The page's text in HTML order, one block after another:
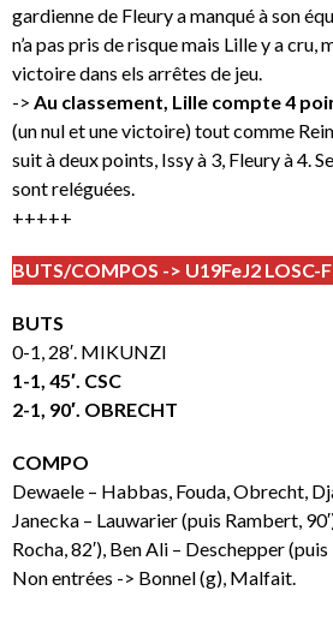
gardienne de Fleury a manqué à son
n’a pas pris de risque mais Lille y a cru,
victoire dans els arrêtes de jeu.
-> Au classement, Lille compte 4
(un nul et une victoire) tout comme
suit à deux points, Issy à 3, Fleury à 4.
sont reléguées.
+++++
BUTS/COMPOS -> U19FeJ2 LOSC-
BUTS
0-1, 28′. MIKUNZI
1-1, 45′. CSC
2-1, 90′. OBRECHT
COMPO
Dewaele – Habbas, Fouda, Obrecht,
Janecka – Lauwarier (puis Rambert,
Rocha, 82′), Ben Ali – Deschepper
Non entrées -> Bonnel (g), Malfait.